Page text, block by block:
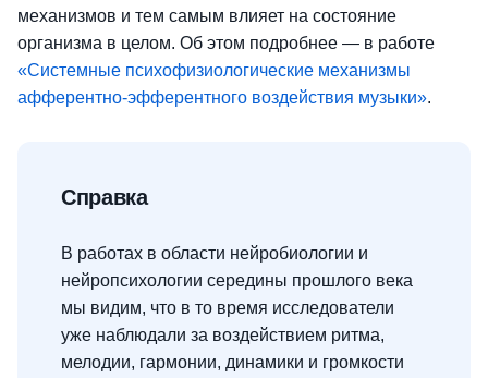
механизмов и тем самым влияет на состояние
организма в целом. Об этом подробнее — в работе
«Системные психофизиологические механизмы
афферентно-эфферентного воздействия музыки».
Справка
В работах в области нейробиологии и
нейропсихологии середины прошлого века
мы видим, что в то время исследователи
уже наблюдали за воздействием ритма,
мелодии, гармонии, динамики и громкости